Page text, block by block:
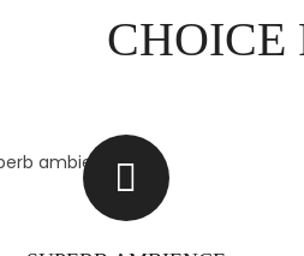
CHOICE